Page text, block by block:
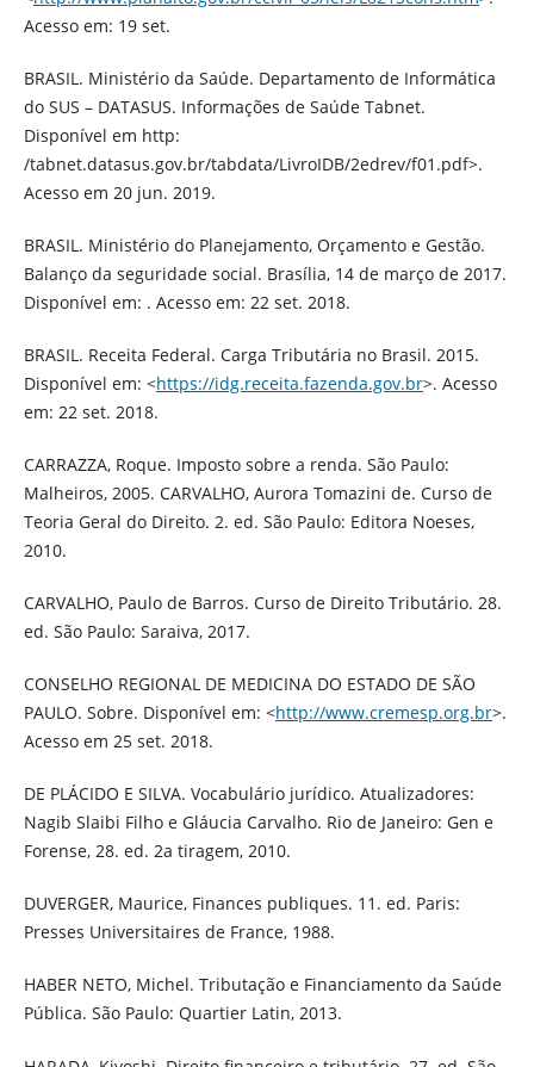
Acesso em: 19 set.
BRASIL. Ministério da Saúde. Departamento de Informática
do SUS – DATASUS. Informações de Saúde Tabnet.
Disponível em http:
/tabnet.datasus.gov.br/tabdata/LivroIDB/2edrev/f01.pdf>.
Acesso em 20 jun. 2019.
BRASIL. Ministério do Planejamento, Orçamento e Gestão.
Balanço da seguridade social. Brasília, 14 de março de 2017.
Disponível em: . Acesso em: 22 set. 2018.
BRASIL. Receita Federal. Carga Tributária no Brasil. 2015.
Disponível em: <https://idg.receita.fazenda.gov.br>. Acesso
em: 22 set. 2018.
CARRAZZA, Roque. Imposto sobre a renda. São Paulo:
Malheiros, 2005. CARVALHO, Aurora Tomazini de. Curso de
Teoria Geral do Direito. 2. ed. São Paulo: Editora Noeses,
2010.
CARVALHO, Paulo de Barros. Curso de Direito Tributário. 28.
ed. São Paulo: Saraiva, 2017.
CONSELHO REGIONAL DE MEDICINA DO ESTADO DE SÃO
PAULO. Sobre. Disponível em: <http://www.cremesp.org.br>.
Acesso em 25 set. 2018.
DE PLÁCIDO E SILVA. Vocabulário jurídico. Atualizadores:
Nagib Slaibi Filho e Gláucia Carvalho. Rio de Janeiro: Gen e
Forense, 28. ed. 2a tiragem, 2010.
DUVERGER, Maurice, Finances publiques. 11. ed. Paris:
Presses Universitaires de France, 1988.
HABER NETO, Michel. Tributação e Financiamento da Saúde
Pública. São Paulo: Quartier Latin, 2013.